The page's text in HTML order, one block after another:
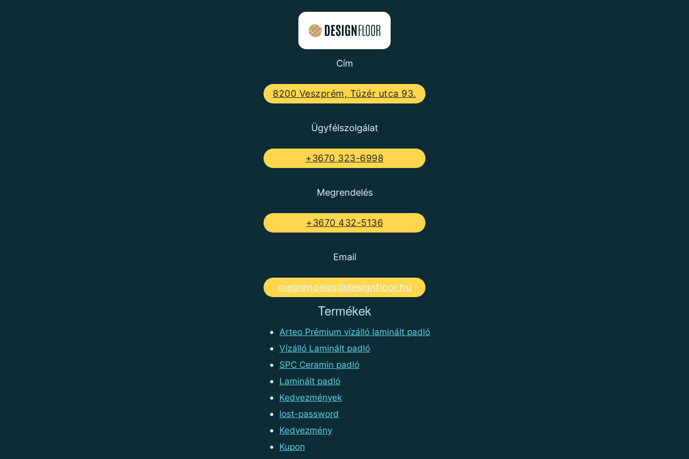
Cím
8200 Veszprém, Tüzér utca 93.
Ügyfélszolgálat
+3670 323-6998
Megrendelés
+3670 432-5136
Email
megrendeles@designfloor.hu
Termékek
Arteo Prémium vízálló laminált padló
Vízálló Laminált padló
SPC Ceramin padló
Laminált padló
Kedvezmények
lost-password
Kedvezmény
Kupon